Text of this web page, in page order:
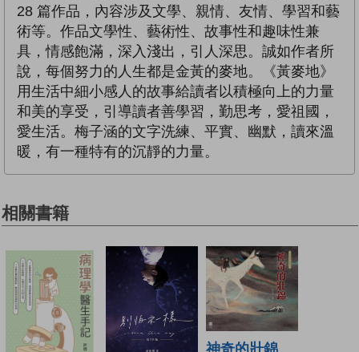
28 篇作品，內容涉及文學、親情、友情、學習和藝
術等。作品文學性、藝術性、故事性和趣味性兼
具，情感飽滿，深入淺出，引人深思。誠如作者所
說，每個努力的人生都是金黃的麥地。《黃麥地》
用生活中細小感人的故事給讀者以積極向上的力量
和美的享受，引導讀者善學習，勤思考，愛祖國，
愛生活。梅子涵的文字洗練、平實、幽默，讀來溫
暖，有一種特有的沉靜的力量。
相關書籍